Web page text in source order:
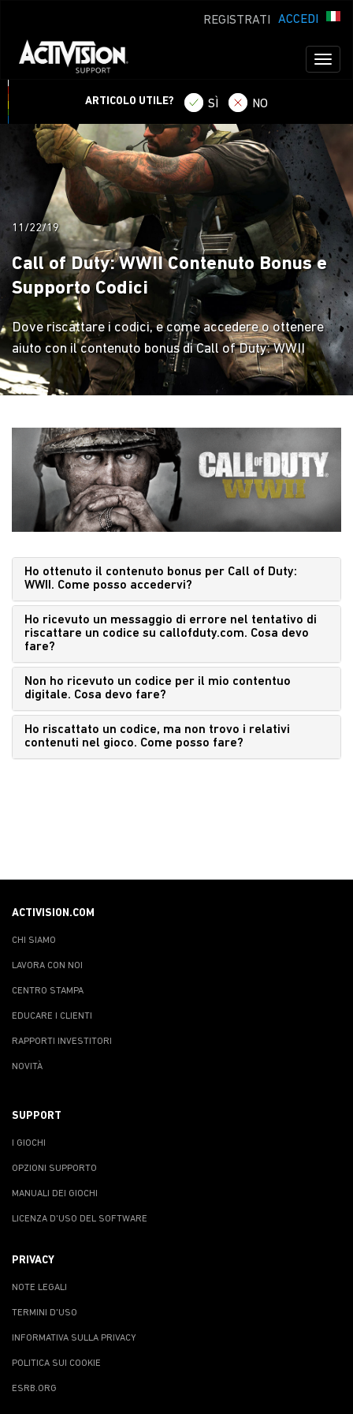
ACCEDI
REGISTRATI
ARTICOLO UTILE? SÌ NO
11/22/19
Call of Duty: WWII Contenuto Bonus e
Supporto Codici
Dove riscattare i codici, e come accedere o ottenere
aiuto con il contenuto bonus di Call of Duty: WWII
Ho ottenuto il contenuto bonus per Call of Duty:
WWII. Come posso accedervi?
Ho ricevuto un messaggio di errore nel tentativo di
riscattare un codice su callofduty.com. Cosa devo
fare?
Non ho ricevuto un codice per il mio contentuo
digitale. Cosa devo fare?
Ho riscattato un codice, ma non trovo i relativi
contenuti nel gioco. Come posso fare?
ACTIVISION.COM
CHI SIAMO
LAVORA CON NOI
CENTRO STAMPA
EDUCARE I CLIENTI
RAPPORTI INVESTITORI
NOVITÀ
SUPPORT
I GIOCHI
OPZIONI SUPPORTO
MANUALI DEI GIOCHI
LICENZA D'USO DEL SOFTWARE
PRIVACY
NOTE LEGALI
TERMINI D'USO
INFORMATIVA SULLA PRIVACY
POLITICA SUI COOKIE
ESRB.ORG